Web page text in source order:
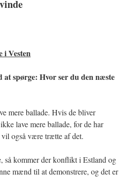
i Vesten
spørge: Hvor ser du den næste
mere ballade. Hvis de bliver
lave mere ballade, for de har
også være trætte af det.
så kommer der konflikt i Estland og
mænd til at demonstrere, og det er